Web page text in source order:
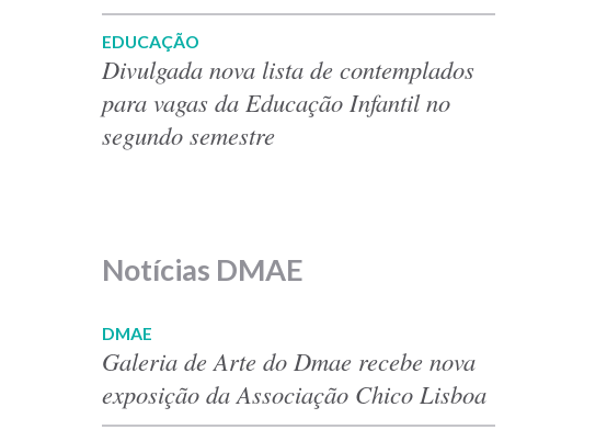
EDUCAÇÃO
Divulgada nova lista de contemplados
para vagas da Educação Infantil no
segundo semestre
Notícias DMAE
DMAE
Galeria de Arte do Dmae recebe nova
exposição da Associação Chico Lisboa